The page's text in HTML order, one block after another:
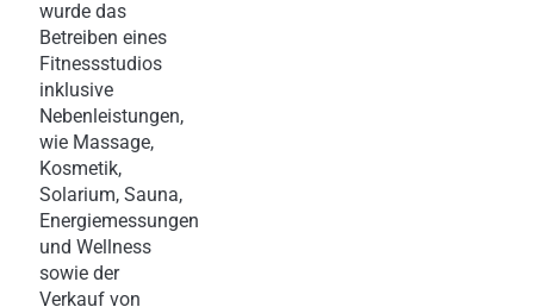
wurde das
Betreiben eines
Fitnessstudios
inklusive
Nebenleistungen,
wie Massage,
Kosmetik,
Solarium, Sauna,
Energiemessungen
und Wellness
sowie der
Verkauf von